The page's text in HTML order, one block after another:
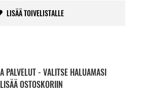
LISÄÄ TOIVELISTALLE
PALVELUT - VALITSE HALUAMASI
OSTOSKORIIN